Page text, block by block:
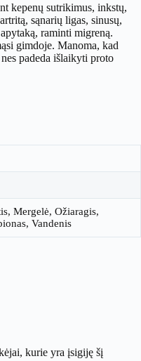
kepenų sutrikimus, inkstų,
sąnarių ligas, sinusų,
raminti migreną.
gimdoje. Manoma, kad
padeda išlaikyti proto
Mergelė, Ožiaragis,
Vandenis
kurie yra įsigiję šį